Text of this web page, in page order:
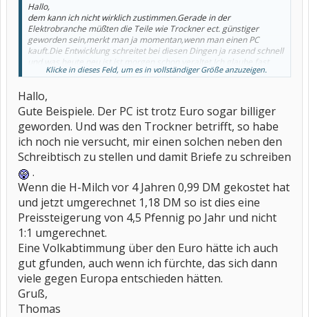
Hallo,
dem kann ich nicht wirklich zustimmen.Gerade in der
Elektrobranche müßten die Teile wie Trockner ect. günstiger
geworden sein,merkt man ja momentan,wenn man einen PC
kauft.Die Entwicklung schreitet bei diesen Dingen ja rasend schnell
und was heute neu ist ist morgen schon veraltet.Ich glaube,fast
jeder rechnet noch um und wir werden definitiv
Lebensmittel sind 1:1 umgetauscht.Die H-Milch hat 99Pfennig
gekostet,jetzt 59Cent.Hat uns eigentlich mal wer gefragt,ob wir
den Euro wollten?Für manchen Quatsch wird ne Volksabstimmung
gemacht,da fragte niemand.
Lieben Gruß Jula
Klicke in dieses Feld, um es in vollständiger Größe anzuzeigen.
Hallo,
Gute Beispiele. Der PC ist trotz Euro sogar billiger
geworden. Und was den Trockner betrifft, so habe
ich noch nie versucht, mir einen solchen neben den
Schreibtisch zu stellen und damit Briefe zu schreiben
.
Wenn die H-Milch vor 4 Jahren 0,99 DM gekostet hat
und jetzt umgerechnet 1,18 DM so ist dies eine
Preissteigerung von 4,5 Pfennig po Jahr und nicht
1:1 umgerechnet.
Eine Volkabtimmung über den Euro hätte ich auch
gut gfunden, auch wenn ich fürchte, das sich dann
viele gegen Europa entschieden hätten.
Gruß,
Thomas